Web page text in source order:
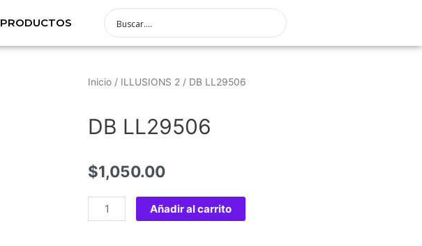
PRODUCTOS
Inicio / ILLUSIONS 2 / DB LL29506
DB LL29506
$1,050.00
Añadir al carrito